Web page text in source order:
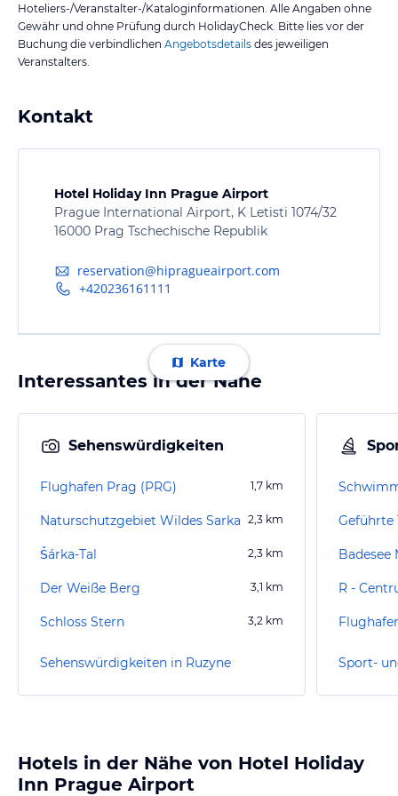
Hoteliers-/Veranstalter-/Kataloginformationen. Alle Angaben ohne
Gewähr und ohne Prüfung durch HolidayCheck. Bitte lies vor der
Buchung die verbindlichen Angebotsdetails des jeweiligen
Veranstalters.
Kontakt
Hotel Holiday Inn Prague Airport
Prague International Airport, K Letisti 1074/32
16000 Prag Tschechische Republik
reservation@hipragueairport.com
+420236161111
Karte
Interessantes in der Nähe
Sehenswürdigkeiten
Flughafen Prag (PRG) 1,7 km
Naturschutzgebiet Wildes Sarka 2,3 km
Šárka-Tal 2,3 km
Der Weiße Berg 3,1 km
Schloss Stern 3,2 km
Sehenswürdigkeiten in Ruzyne
Badesee
Sport-
Hotels in der Nähe von Hotel Holiday
Inn Prague Airport